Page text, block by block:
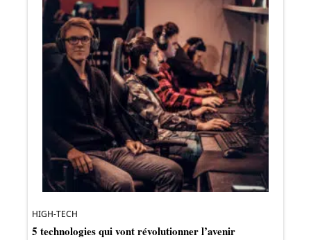
HIGH-TECH
5 technologies qui vont révolutionner l’avenir